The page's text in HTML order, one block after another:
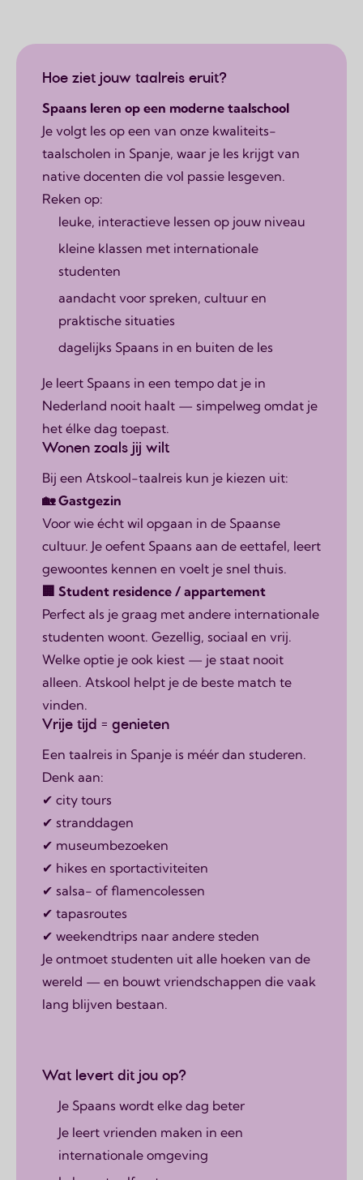
Page content
Hoe ziet jouw taalreis eruit?
Spaans leren op een moderne taalschool
Je volgt les op een van onze kwaliteits­
taalscholen in Spanje, waar je les krijgt van
native docenten die vol passie lesgeven.
Reken op:
leuke, interactieve lessen op jouw niveau
kleine klassen met internationale
studenten
aandacht voor spreken, cultuur en
praktische situaties
dagelijks Spaans in en buiten de les
Je leert Spaans in een tempo dat je in
Nederland nooit haalt — simpelweg omdat je
het élke dag toepast.
Wonen zoals jij wilt
Bij een Atskool-taalreis kun je kiezen uit:
🏡 Gastgezin
Voor wie écht wil opgaan in de Spaanse
cultuur. Je oefent Spaans aan de eettafel, leert
gewoontes kennen en voelt je snel thuis.
🏢 Student residence / appartement
Perfect als je graag met andere internationale
studenten woont. Gezellig, sociaal en vrij.
Welke optie je ook kiest — je staat nooit
alleen. Atskool helpt je de beste match te
vinden.
Vrije tijd = genieten
Een taalreis in Spanje is méér dan studeren.
Denk aan:
✔ city tours
✔ stranddagen
✔ museumbezoeken
✔ hikes en sportactiviteiten
✔ salsa- of flamencolessen
✔ tapasroutes
✔ weekendtrips naar andere steden
Je ontmoet studenten uit alle hoeken van de
wereld — en bouwt vriendschappen die vaak
lang blijven bestaan.
Wat levert dit jou op?
Je Spaans wordt elke dag beter
Je leert vrienden maken in een
internationale omgeving